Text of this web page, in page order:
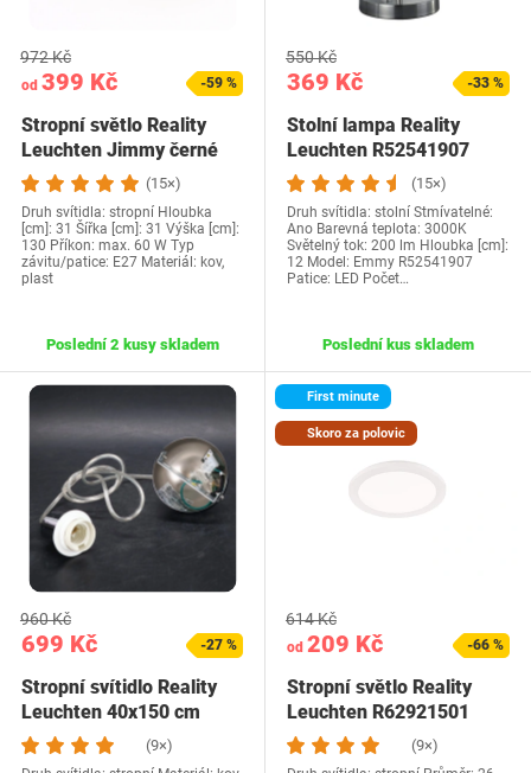
od 399 Kč
972 Kč
-59 %
Stropní světlo Reality
Leuchten Jimmy černé
(15×)
Druh svítidla: stropní Hloubka
[cm]: 31 Šířka [cm]: 31 Výška [cm]:
130 Příkon: max. 60 W Typ
závitu/patice: E27 Materiál: kov,
plast
Poslední 2 kusy skladem
369 Kč
550 Kč
-33 %
Stolní lampa Reality
Leuchten R52541907
(15×)
Druh svítidla: stolní Stmívatelné:
Ano Barevná teplota: 3000K
Světelný tok: 200 lm Hloubka [cm]:
12 Model: Emmy R52541907
Patice: LED Počet…
Poslední kus skladem
699 Kč
960 Kč
-27 %
Stropní svítidlo Reality
Leuchten 40x150 cm
(9×)
First minute
Skoro za polovic
od 209 Kč
614 Kč
-66 %
Stropní světlo Reality
Leuchten R62921501
(9×)